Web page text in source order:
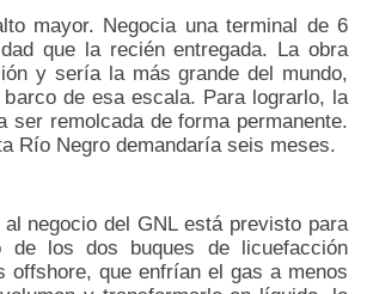
mayor. Negocia una terminal de 6
que la recién entregada. La obra
y sería la más grande del mundo,
de esa escala. Para lograrlo, la
ser remolcada de forma permanente.
Río Negro demandaría seis meses.
negocio del GNL está previsto para
de los dos buques de licuefacción
offshore, que enfrían el gas a menos